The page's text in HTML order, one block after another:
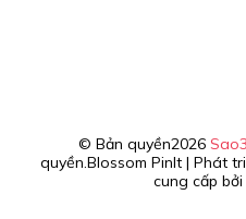
© Bản quyền2026
quyền.Blossom PinIt | Phát
cung cấp bởi